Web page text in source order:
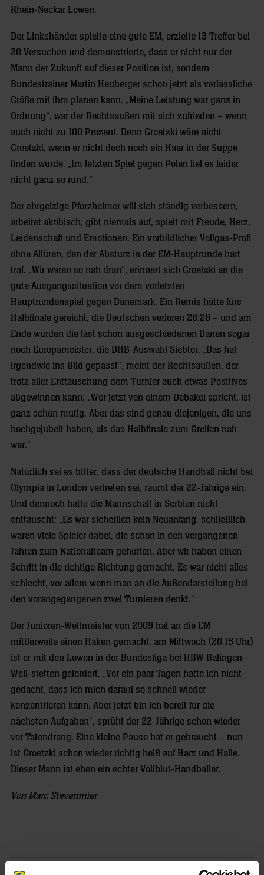
Rhein-Neckar Löwen.
Der Linkshänder spielte eine gute EM, erzielte 13 Treffer bei
20 Versuchen und demonstrierte, dass er nicht nur der
Mann der Zukunft auf dieser Position ist, sondern
Bundestrainer Martin Heuberger schon jetzt als verlässliche
Größe mit ihm planen kann. „Meine Leistung war ganz in
Ordnung“, war der Rechtsaußen mit sich zufrieden – wenn
auch nicht zu 100 Prozent. Denn Groetzki wäre nicht
Groetzki, wenn er nicht doch noch ein Haar in der Suppe
finden würde. „Im letzten Spiel gegen Polen lief es leider
nicht ganz so rund.“
Der ehrgeizige Pforzheimer will sich ständig verbessern,
arbeitet akribisch, gibt niemals auf, spielt mit Freude, Herz,
Leidenschaft und Emotionen. Ein vorbildlicher Vollgas-Profi
ohne Allüren, den der Absturz in der EM-Hauptrunde hart
traf. „Wir waren so nah dran“, erinnert sich Groetzki an die
gute Ausgangssituation vor dem vorletzten
Hauptrundenspiel gegen Dänemark. Ein Remis hätte fürs
Halbfinale gereicht, die Deutschen verloren 26:28 – und am
Ende wurden die fast schon ausgeschiedenen Dänen sogar
noch Europameister, die DHB-Auswahl Siebter. „Das hat
irgendwie ins Bild gepasst“, meint der Rechtsaußen, der
trotz aller Enttäuschung dem Turnier auch etwas Positives
abgewinnen kann: „Wer jetzt von einem Debakel spricht, ist
ganz schön mutig. Aber das sind genau diejenigen, die uns
hochgejubelt haben, als das Halbfinale zum Greifen nah
war.“
Natürlich sei es bitter, dass der deutsche Handball nicht bei
Olympia in London vertreten sei, räumt der 22-Jährige ein.
Und dennoch hätte die Mannschaft in Serbien nicht
enttäuscht: „Es war sicherlich kein Neuanfang, schließlich
waren viele Spieler dabei, die schon in den vergangenen
Jahren zum Nationalteam gehörten. Aber wir haben einen
Schritt in die richtige Richtung gemacht. Es war nicht alles
schlecht, vor allem wenn man an die Außendarstellung bei
den vorangegangenen zwei Turnieren denkt.“
Der Junioren-Weltmeister von 2009 hat an die EM
mittlerweile einen Haken gemacht, am Mittwoch (20.15 Uhr)
ist er mit den Löwen in der Bundesliga bei HBW Balingen-
Weil-stetten gefordert. „Vor ein paar Tagen hätte ich nicht
gedacht, dass ich mich darauf so schnell wieder
konzentrieren kann. Aber jetzt bin ich bereit für die
nächsten Aufgaben“, sprüht der 22-Jährige schon wieder
vor Tatendrang. Eine kleine Pause hat er gebraucht – nun
ist Groetzki schon wieder richtig heiß auf Harz und Halle.
Dieser Mann ist eben ein echter Vollblut-Handballer.
Von Marc Stevermüer